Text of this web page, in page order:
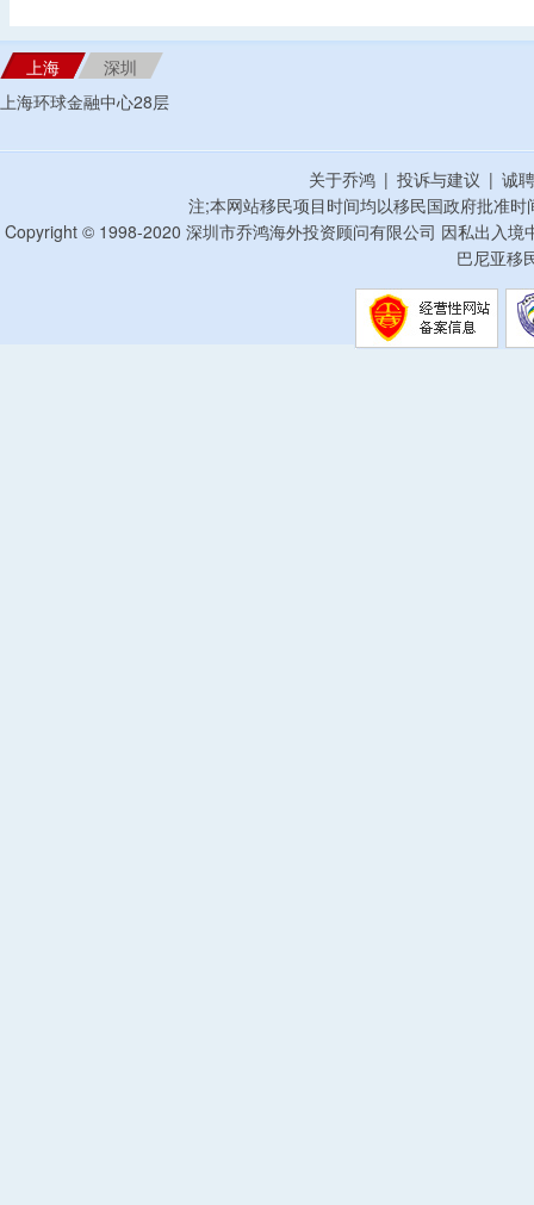
上海
深圳
上海环球金融中心28层
关于乔鸿 | 投诉与建议 | 诚
注;本网站移民项目时间均以移民国政府批准
Copyright © 1998-2020 深圳市乔鸿海外投资顾问有限公司 因私出入
巴尼亚移